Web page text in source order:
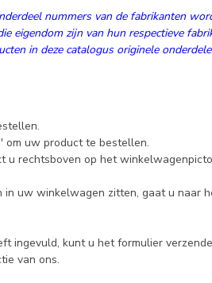
nummers van de fabrikanten
eigendom zijn van hun respectieve
in deze catalogus originele
om uw product te bestellen.
u rechtsboven op het
uw winkelwagen zitten, gaat u naar
ingevuld, kunt u het formulier
van ons.